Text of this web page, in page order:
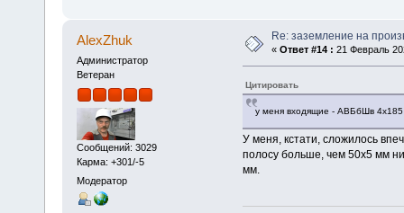
AlexZhuk
Администратор
Ветеран
Сообщений: 3029
Карма: +301/-5
Модератор
Re: заземление на
« Ответ #14 : 21 Февраль
Цитировать
у меня входящие - АВБбШв 4х185
У меня, кстати, сложилось
полосу больше, чем 50х5 мм
мм.